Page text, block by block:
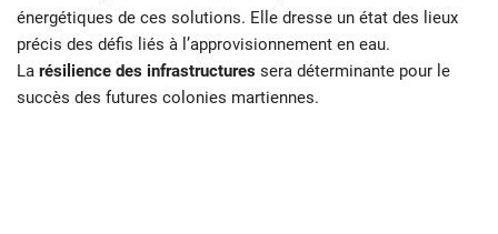
énergétiques de ces solutions. Elle dresse un état des lieux
précis des défis liés à l’approvisionnement en eau.
La résilience des infrastructures sera déterminante pour le
succès des futures colonies martiennes.